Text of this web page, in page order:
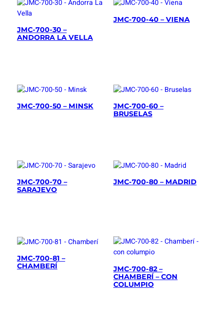
JMC-700-30 –
ANDORRA LA VELLA
JMC-700-40 – VIENA
JMC-700-50 – MINSK
JMC-700-60 –
BRUSELAS
JMC-700-70 –
SARAJEVO
JMC-700-80 – MADRID
JMC-700-81 –
CHAMBERÍ
JMC-700-82 –
CHAMBERÍ – CON
COLUMPIO